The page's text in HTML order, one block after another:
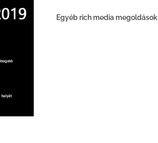
Egyéb rich media megoldások